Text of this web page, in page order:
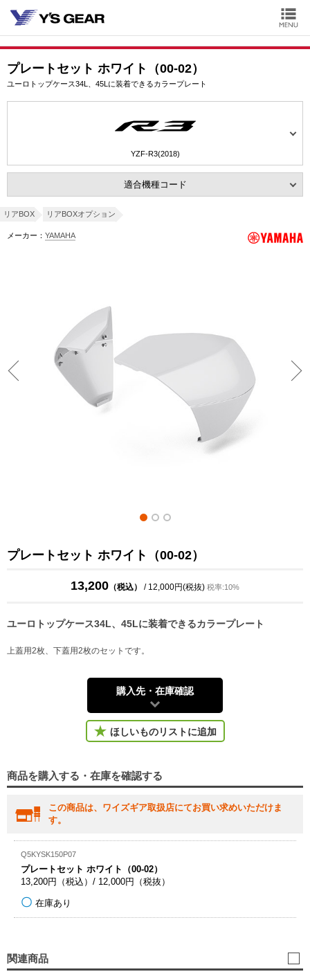
プレートセット ホワイト（00-02）
ユーロトップケース34L、45Lに装着できるカラープレート
YZF-R3(2018)
適合機種コード
リアBOX リアBOXオプション
メーカー： YAMAHA
プレートセット ホワイト（00-02）
13,200 （税込） / 12,000円(税抜) 税率:10%
ユーロトップケース34L、45Lに装着できるカラープレート
上蓋用2枚、下蓋用2枚のセットです。
購入先・在庫確認
ほしいものリストに追加
商品を購入する・在庫を確認する
この商品は、ワイズギア取扱店にてお買い求めいただけま
す。
Q5KYSK150P07
プレートセット ホワイト（00-02）
13,200円（税込）/ 12,000円（税抜）
在庫あり
関連商品